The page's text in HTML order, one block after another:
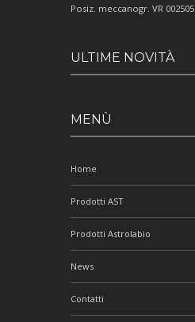
Posiz. meccanogr. VR 002505
ULTIME NOVITÀ
MENÙ
Home
Prodotti AST
Prodotti Astrolabio
News
Contatti